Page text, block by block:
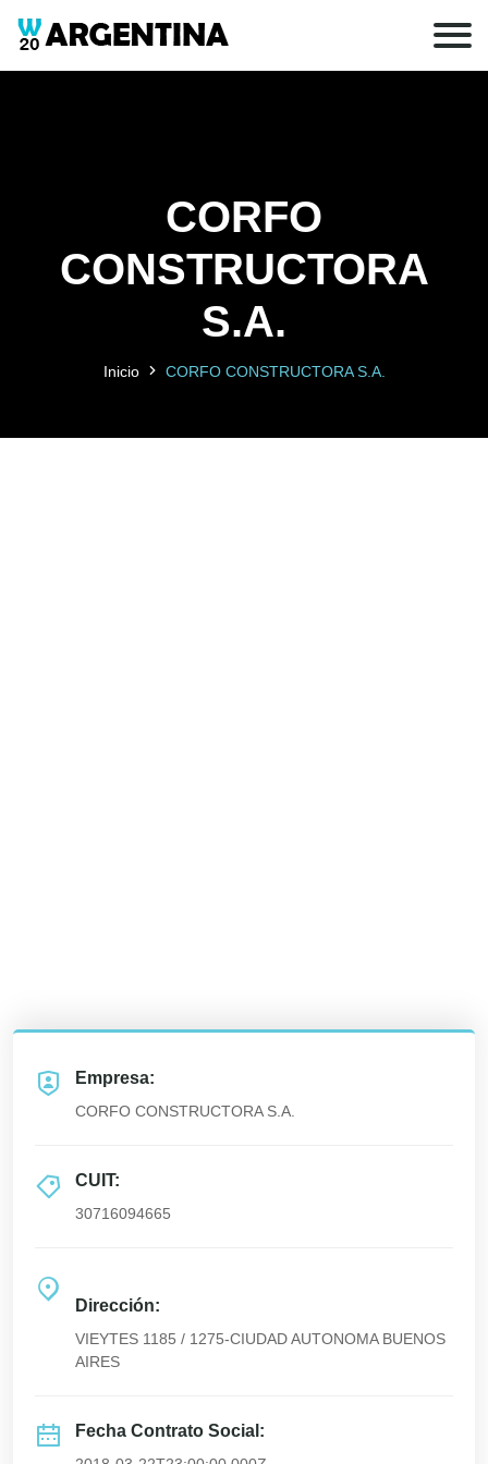
CORFO
CONSTRUCTORA
S.A.
Inicio CORFO CONSTRUCTORA S.A.
Empresa:
CORFO CONSTRUCTORA S.A.
CUIT:
30716094665
Dirección:
VIEYTES 1185 / 1275-CIUDAD AUTONOMA BUENOS
AIRES
Fecha Contrato Social: